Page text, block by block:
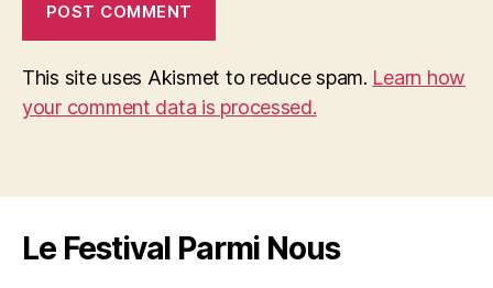
This site uses Akismet to reduce spam. Learn how
your comment data is processed.
Le Festival Parmi Nous